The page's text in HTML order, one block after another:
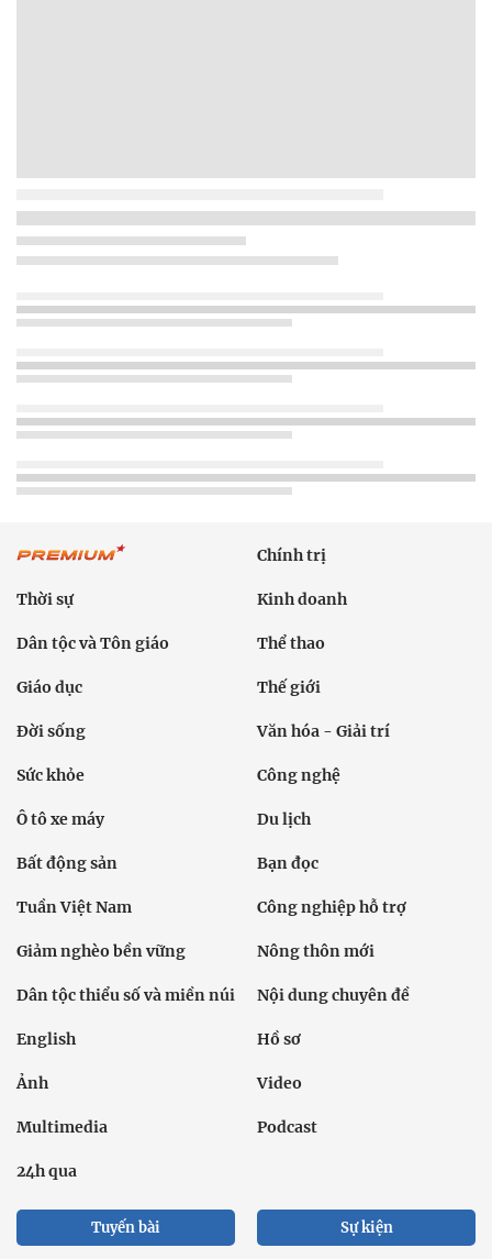
Chính trị
Thời sự Kinh doanh
Dân tộc và Tôn giáo Thể thao
Giáo dục Thế giới
Đời sống Văn hóa - Giải trí
Sức khỏe Công nghệ
Ô tô xe máy Du lịch
Bất động sản Bạn đọc
Tuần Việt Nam Công nghiệp hỗ trợ
Giảm nghèo bền vững Nông thôn mới
Dân tộc thiểu số và miền núi Nội dung chuyên đề
English Hồ sơ
Ảnh Video
Multimedia Podcast
24h qua
Tuyến bài Sự kiện